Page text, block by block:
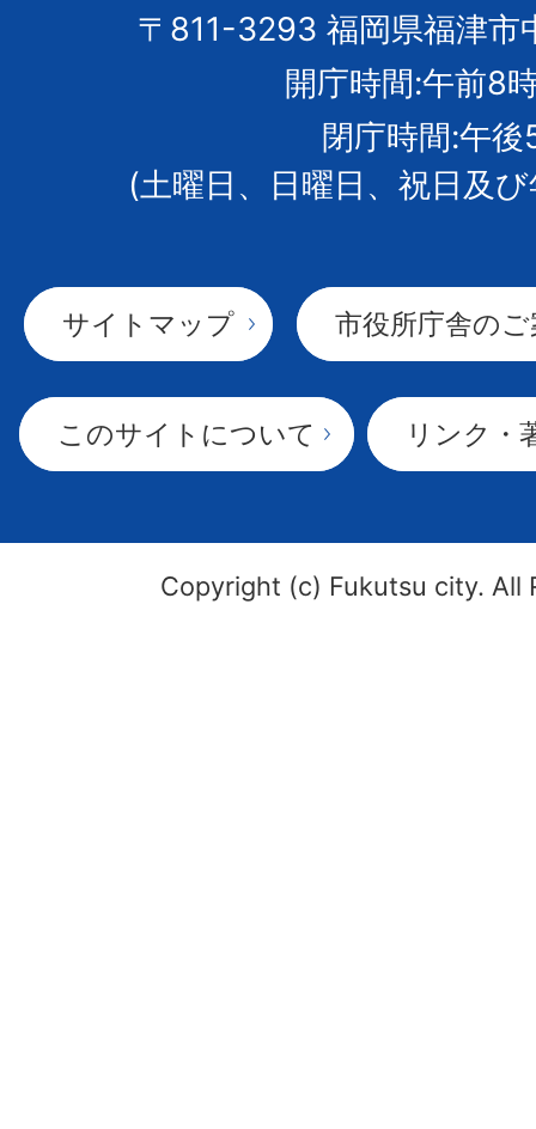
市
章
〒811-3293 福岡県福津市
開庁時間:午前8
閉庁時間:午後
(土曜日、日曜日、祝日及
サイトマップ 市役所庁舎の
このサイトについて リンク・
Copyright (c) Fukutsu city. All